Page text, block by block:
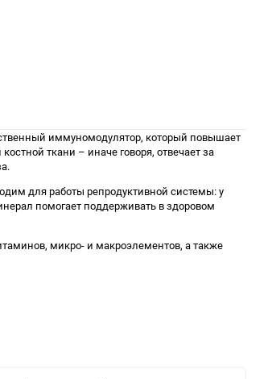
иммуномодулятор, который повышает
ткани – иначе говоря, отвечает за
для работы репродуктивной системы: у
помогает поддерживать в здоровом
микро- и макроэлементов, а также